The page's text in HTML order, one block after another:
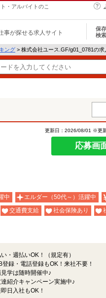
・アルバイトのこ
事が探せる求人サイト
保
検
ング > 株式会社ユース.GF/g01_0781の求
更新日：2026/08/01 ※更
応募画
中 エルダー（50代～）活躍中
交通費支給 社会保険あり
・週払いOK！（規定有）
録・電話登録もOK！来社不要！
学は随時開催中♪
紹介キャンペーン実施中♪
日入社もOK！